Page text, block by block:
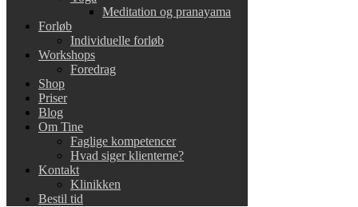
Meditation og pranayama
Forløb
Individuelle forløb
Workshops
Foredrag
Shop
Priser
Blog
Om Tine
Faglige kompetencer
Hvad siger klienterne?
Kontakt
Klinikken
Bestil tid